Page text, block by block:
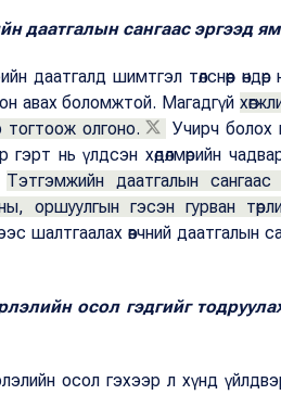
даатгалын сангаас эргээд
даатгалд шимтгэл төлснөөр
авах боломжтой. Магадгүй
тогтоож олгоно.
Учирч болох
гэрт нь үлдсэн хөдөлмөрийн
Тэтгэмжийн даатгалын
оршуулгын гэсэн гурван
шалтгаалах өвчний даатгалын
осол гэдгийг
осол гэхээр л хүнд